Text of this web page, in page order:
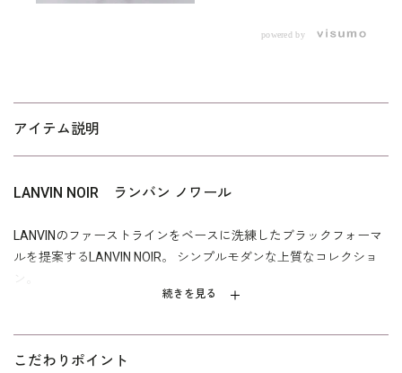
powered by
アイテム説明
続きを見る
LANVIN NOIR ランバン ノワール
LANVINのファーストラインをベースに洗練したブラックフォーマ
ルを提案するLANVIN NOIR。 シンプルモダンな上質なコレクショ
ン。
ノワールのアイコンを切り替えをほどこし、繊細なラインを丁寧
に仕立て上げました。 スタンドカラーのジャケットは３箇所をカ
こだわりポイント